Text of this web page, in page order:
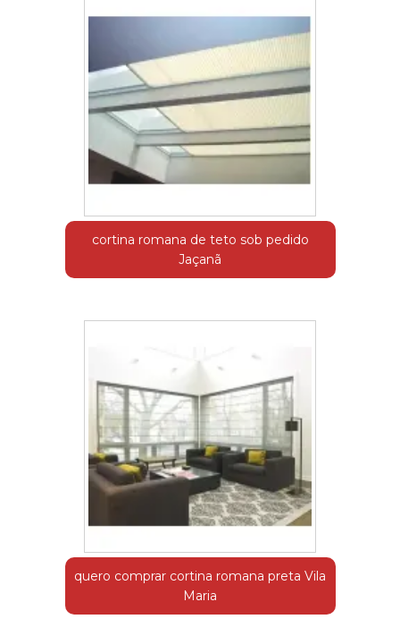
cortina romana de teto sob pedido
Jaçanã
quero comprar cortina romana preta Vila
Maria